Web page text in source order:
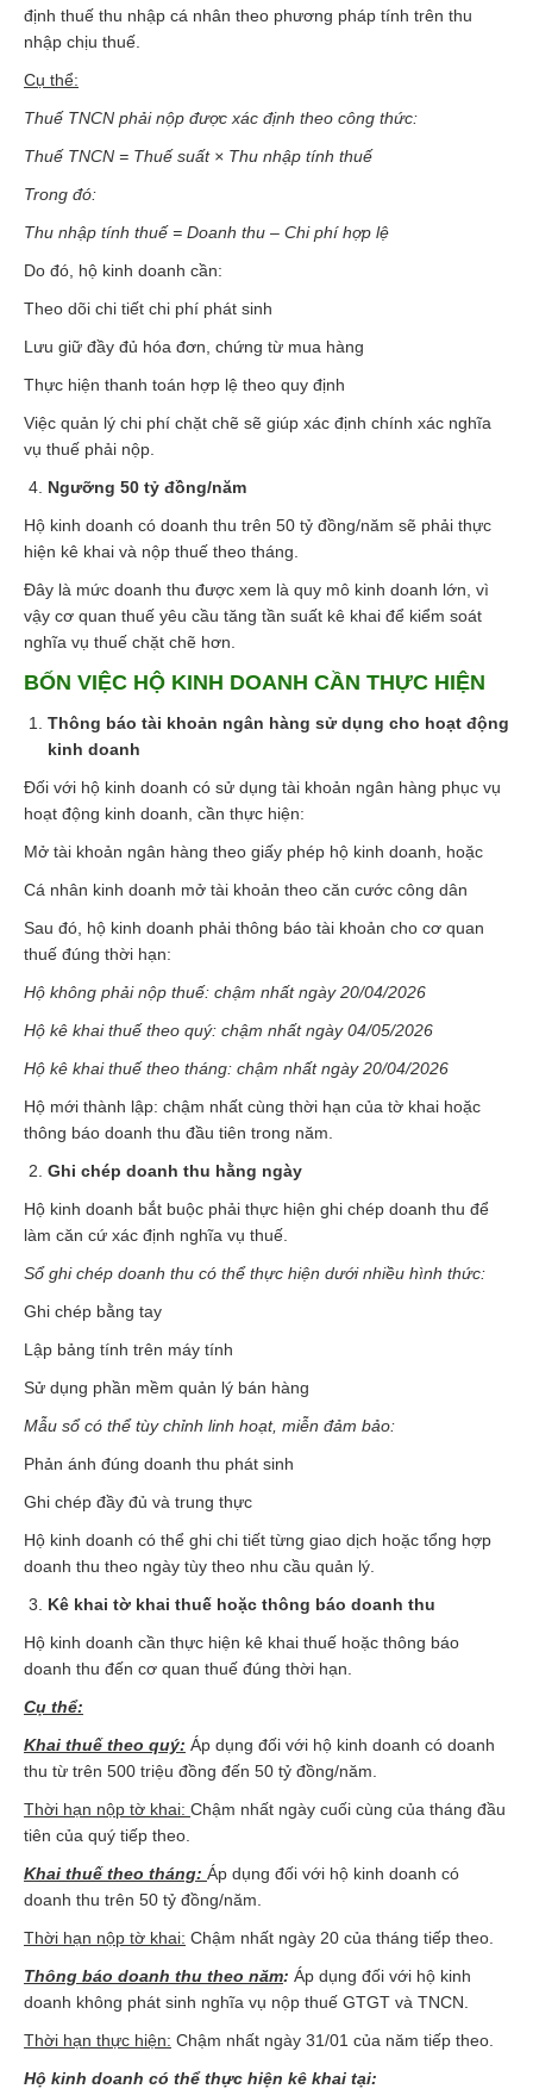
định thuế thu nhập cá nhân theo phương pháp tính trên thu
nhập chịu thuế.
Cụ thể:
Thuế TNCN phải nộp được xác định theo công thức:
Thuế TNCN = Thuế suất × Thu nhập tính thuế
Trong đó:
Thu nhập tính thuế = Doanh thu – Chi phí hợp lệ
Do đó, hộ kinh doanh cần:
Theo dõi chi tiết chi phí phát sinh
Lưu giữ đầy đủ hóa đơn, chứng từ mua hàng
Thực hiện thanh toán hợp lệ theo quy định
Việc quản lý chi phí chặt chẽ sẽ giúp xác định chính xác nghĩa
vụ thuế phải nộp.
Ngưỡng 50 tỷ đồng/năm
Hộ kinh doanh có doanh thu trên 50 tỷ đồng/năm sẽ phải thực
hiện kê khai và nộp thuế theo tháng.
Đây là mức doanh thu được xem là quy mô kinh doanh lớn, vì
vậy cơ quan thuế yêu cầu tăng tần suất kê khai để kiểm soát
nghĩa vụ thuế chặt chẽ hơn.
BỐN VIỆC HỘ KINH DOANH CẦN THỰC HIỆN
Thông báo tài khoản ngân hàng sử dụng cho hoạt động
kinh doanh
Đối với hộ kinh doanh có sử dụng tài khoản ngân hàng phục vụ
hoạt động kinh doanh, cần thực hiện:
Mở tài khoản ngân hàng theo giấy phép hộ kinh doanh, hoặc
Cá nhân kinh doanh mở tài khoản theo căn cước công dân
Sau đó, hộ kinh doanh phải thông báo tài khoản cho cơ quan
thuế đúng thời hạn:
Hộ không phải nộp thuế: chậm nhất ngày 20/04/2026
Hộ kê khai thuế theo quý: chậm nhất ngày 04/05/2026
Hộ kê khai thuế theo tháng: chậm nhất ngày 20/04/2026
Hộ mới thành lập: chậm nhất cùng thời hạn của tờ khai hoặc
thông báo doanh thu đầu tiên trong năm.
Ghi chép doanh thu hằng ngày
Hộ kinh doanh bắt buộc phải thực hiện ghi chép doanh thu để
làm căn cứ xác định nghĩa vụ thuế.
Sổ ghi chép doanh thu có thể thực hiện dưới nhiều hình thức:
Ghi chép bằng tay
Lập bảng tính trên máy tính
Sử dụng phần mềm quản lý bán hàng
Mẫu sổ có thể tùy chỉnh linh hoạt, miễn đảm bảo:
Phản ánh đúng doanh thu phát sinh
Ghi chép đầy đủ và trung thực
Hộ kinh doanh có thể ghi chi tiết từng giao dịch hoặc tổng hợp
doanh thu theo ngày tùy theo nhu cầu quản lý.
Kê khai tờ khai thuế hoặc thông báo doanh thu
Hộ kinh doanh cần thực hiện kê khai thuế hoặc thông báo
doanh thu đến cơ quan thuế đúng thời hạn.
Cụ thể:
Khai thuế theo quý: Áp dụng đối với hộ kinh doanh có doanh
thu từ trên 500 triệu đồng đến 50 tỷ đồng/năm.
Thời hạn nộp tờ khai: Chậm nhất ngày cuối cùng của tháng đầu
tiên của quý tiếp theo.
Khai thuế theo tháng: Áp dụng đối với hộ kinh doanh có
doanh thu trên 50 tỷ đồng/năm.
Thời hạn nộp tờ khai: Chậm nhất ngày 20 của tháng tiếp theo.
Thông báo doanh thu theo năm: Áp dụng đối với hộ kinh
doanh không phát sinh nghĩa vụ nộp thuế GTGT và TNCN.
Thời hạn thực hiện: Chậm nhất ngày 31/01 của năm tiếp theo.
Hộ kinh doanh có thể thực hiện kê khai tại: